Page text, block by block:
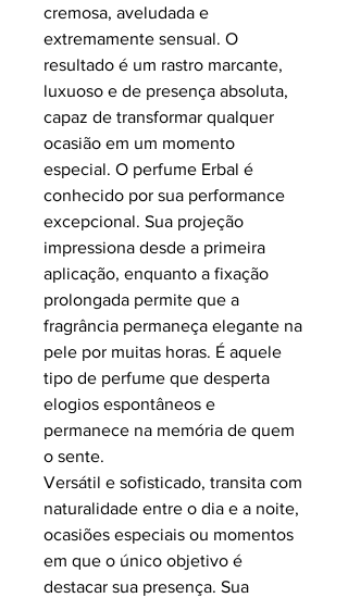
cremosa, aveludada e
extremamente sensual. O
resultado é um rastro marcante,
luxuoso e de presença absoluta,
capaz de transformar qualquer
ocasião em um momento
especial. O perfume Erbal é
conhecido por sua performance
excepcional. Sua projeção
impressiona desde a primeira
aplicação, enquanto a fixação
prolongada permite que a
fragrância permaneça elegante na
pele por muitas horas. É aquele
tipo de perfume que desperta
elogios espontâneos e
permanece na memória de quem
o sente.
Versátil e sofisticado, transita com
naturalidade entre o dia e a noite,
ocasiões especiais ou momentos
em que o único objetivo é
destacar sua presença. Sua